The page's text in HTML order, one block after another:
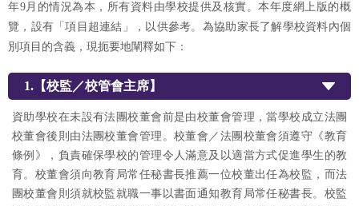
年9月的情況為本，所有資料由學校提供及核實。本年度網上版的概
覽，設有「項目超連結」，以供參考。為協助家長了解學校資料內個
別項目的含義，現扼要地闡釋如下：
1.【校監／校管會主席】
資助學校在未設有法團校董會前是由校董會管理，當學校成立法團
校董會後則由法團校董會管理。校董會／法團校董會須遵守《教育
條例》，負責確保學校的管理令人滿意及以適當方式促進學生的教
育。校董會須向教育局常任秘書長推薦一位校董出任為校監，而法
團校董會則須就校監就職一事以書面通知教育局常任秘書長。校監